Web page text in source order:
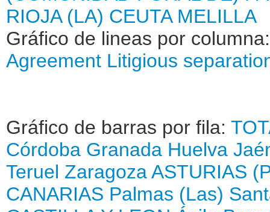
RIOJA (LA) CEUTA MELILLA
Gráfico de lineas por
Agreement Litigious
Gráfico de barras por fila:
Córdoba Granada Huelva
Teruel ZaragozaASTURIAS
CANARIAS Palmas (Las)